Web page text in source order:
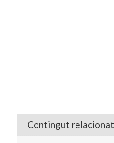
Contingut relacionat